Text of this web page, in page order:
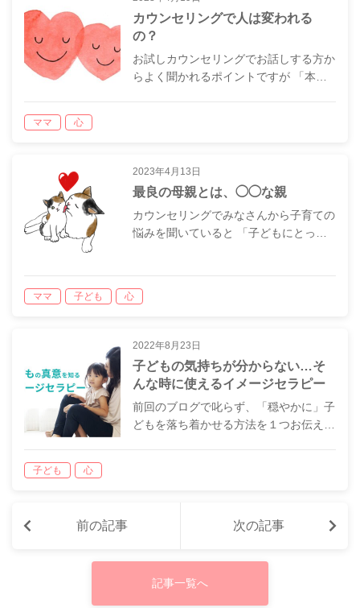
カウンセリングで人は変われる
の？
お試しカウンセリングでお話しする方か
らよく聞かれるポイントですが 「本…
ママ 心
2023年4月13日
最良の母親とは、◯◯な親
カウンセリングでみなさんから子育ての
悩みを聞いていると 「子どもにとっ…
ママ 子ども 心
2022年8月23日
子どもの気持ちが分からない…そ
んな時に使えるイメージセラピー
前回のブログで叱らず、「穏やかに」子
どもを落ち着かせる方法を１つお伝え…
子ども 心
前の記事 次の記事
記事一覧へ